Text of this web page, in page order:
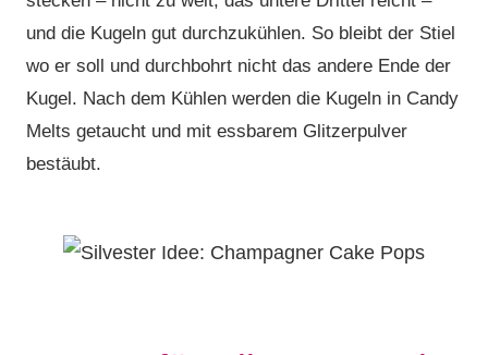
und die Kugeln gut durchzukühlen. So bleibt der Stiel
wo er soll und durchbohrt nicht das andere Ende der
Kugel. Nach dem Kühlen werden die Kugeln in Candy
Melts getaucht und mit essbarem Glitzerpulver
bestäubt.